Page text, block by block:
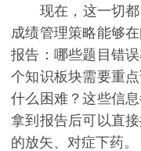
现在，这一切都
成绩管理策略能够
报告：哪些题目错
个知识板块需要重
什么困难？这些信
拿到报告后可以直
的放矢、对症下药。